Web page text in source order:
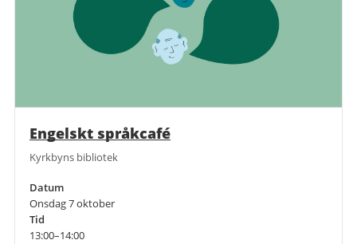
Engelskt språkcafé
Kyrkbyns bibliotek
Datum
Onsdag 7 oktober
Tid
13:00–14:00